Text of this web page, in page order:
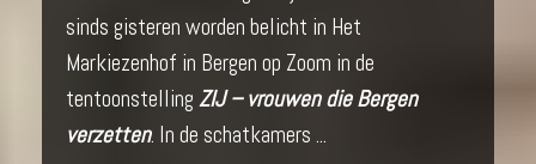
sinds gisteren worden belicht in Het
Markiezenhof in Bergen op Zoom in de
tentoonstelling ZIJ – vrouwen die Bergen
verzetten. In de schatkamers ...